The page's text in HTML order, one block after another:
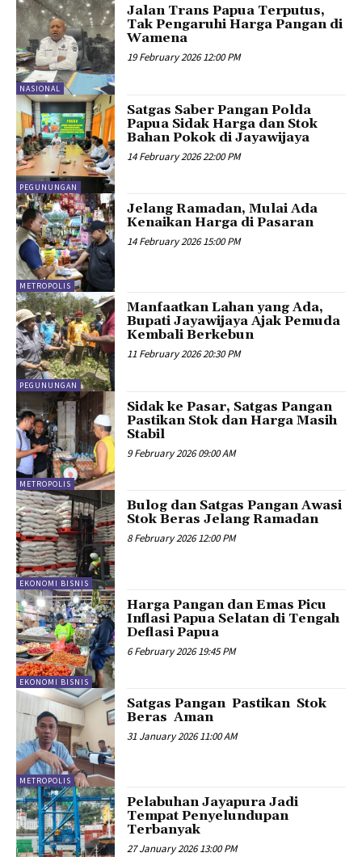
NASIONAL
Jalan Trans Papua Terputus,
Tak Pengaruhi Harga Pangan di
Wamena
19 February 2026 12:00 PM
PEGUNUNGAN
Satgas Saber Pangan Polda
Papua Sidak Harga dan Stok
Bahan Pokok di Jayawijaya
14 February 2026 22:00 PM
METROPOLIS
Jelang Ramadan, Mulai Ada
Kenaikan Harga di Pasaran
14 February 2026 15:00 PM
PEGUNUNGAN
Manfaatkan Lahan yang Ada,
Bupati Jayawijaya Ajak Pemuda
Kembali Berkebun
11 February 2026 20:30 PM
METROPOLIS
Sidak ke Pasar, Satgas Pangan
Pastikan Stok dan Harga Masih
Stabil
9 February 2026 09:00 AM
EKONOMI BISNIS
Bulog dan Satgas Pangan Awasi
Stok Beras Jelang Ramadan
8 February 2026 12:00 PM
EKONOMI BISNIS
Harga Pangan dan Emas Picu
Inflasi Papua Selatan di Tengah
Deflasi Papua
6 February 2026 19:45 PM
METROPOLIS
Satgas Pangan Pastikan Stok
Beras Aman
31 January 2026 11:00 AM
Pelabuhan Jayapura Jadi
Tempat Penyelundupan
Terbanyak
27 January 2026 13:00 PM